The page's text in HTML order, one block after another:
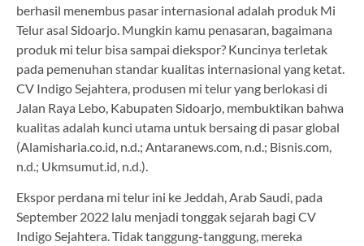
berhasil menembus pasar internasional adalah produk Mi
Telur asal Sidoarjo. Mungkin kamu penasaran, bagaimana
produk mi telur bisa sampai diekspor? Kuncinya terletak
pada pemenuhan standar kualitas internasional yang ketat.
CV Indigo Sejahtera, produsen mi telur yang berlokasi di
Jalan Raya Lebo, Kabupaten Sidoarjo, membuktikan bahwa
kualitas adalah kunci utama untuk bersaing di pasar global
(Alamisharia.co.id, n.d.; Antaranews.com, n.d.; Bisnis.com,
n.d.; Ukmsumut.id, n.d.).
Ekspor perdana mi telur ini ke Jeddah, Arab Saudi, pada
September 2022 lalu menjadi tonggak sejarah bagi CV
Indigo Sejahtera. Tidak tanggung-tanggung, mereka